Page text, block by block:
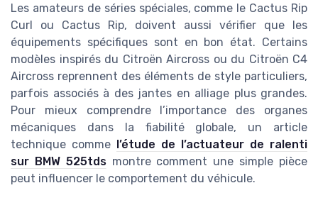
Les amateurs de séries spéciales, comme le Cactus Rip
Curl ou Cactus Rip, doivent aussi vérifier que les
équipements spécifiques sont en bon état. Certains
modèles inspirés du Citroën Aircross ou du Citroën C4
Aircross reprennent des éléments de style particuliers,
parfois associés à des jantes en alliage plus grandes.
Pour mieux comprendre l’importance des organes
mécaniques dans la fiabilité globale, un article
technique comme
l’étude de l’actuateur de ralenti
sur BMW 525tdsmontre comment une simple pièce
peut influencer le comportement du véhicule.